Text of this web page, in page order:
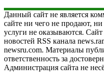
Данный сайт не является
сайте ни чего не продают,
услуги не оказываются. Сайт
новостей RSS канала
newsru.com. Материалы
ответственность за
Администрация сайта не